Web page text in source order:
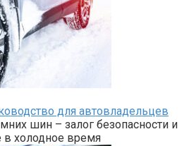
для автовладельцев
шин – залог безопасности и
в холодное время